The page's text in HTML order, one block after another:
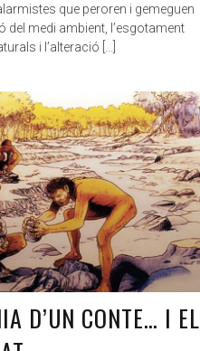
que peroren i gemeguen
del medi ambient, l’esgotament
i l’alteració […]
ANTAGONISTAS MAR 11, 2020
D’UN CONTE… I EL